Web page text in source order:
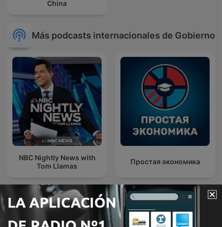
China
Más podcasts internacionales de Gobierno
NBC Nightly News with
Tom Llamas
Простая экономика